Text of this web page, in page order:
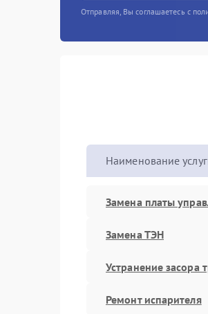
Отправляя, Вы соглашаетесь с
Наименование
Замена платы
Замена ТЭН
Устранение засора
Ремонт испарителя